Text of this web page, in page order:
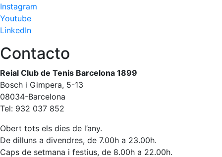
Instagram
Youtube
LinkedIn
Contacto
Reial Club de Tenis Barcelona 1899
Bosch i Gimpera, 5-13
08034-Barcelona
Tel: 932 037 852
Obert tots els dies de l’any.
De dilluns a divendres, de 7.00h a 23.00h.
Caps de setmana i festius, de 8.00h a 22.00h.